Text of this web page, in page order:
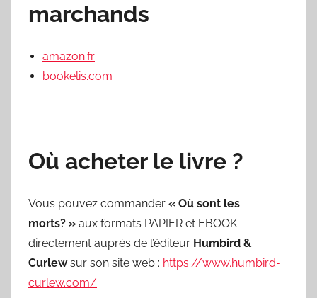
marchands
amazon.fr
bookelis.com
Où acheter le livre ?
Vous pouvez commander « Où sont les
morts? » aux formats PAPIER et EBOOK
directement auprès de l’éditeur Humbird &
Curlewsur son site web : https://www.humbird-
curlew.com/